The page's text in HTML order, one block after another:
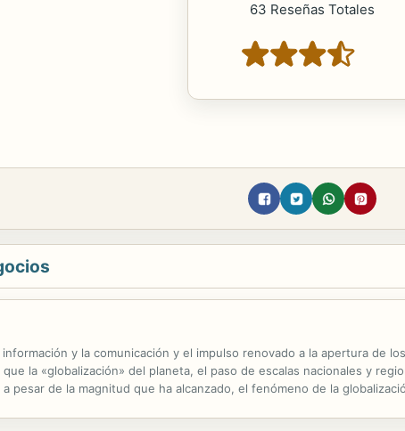
63 Reseñas Totales
y la comunicación y el impulso renovado a la apertura de
la «globalización» del planeta, el paso de escalas nacionales y
pesar de la magnitud que ha alcanzado, el fenómeno de la